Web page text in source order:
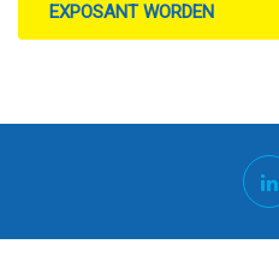
EXPOSANT WORDEN